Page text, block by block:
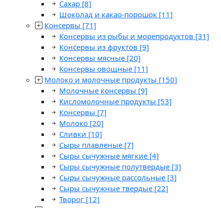
Сахар [8]
Шоколад и какао-порошок [11]
Консервы [71]
Консервы из рыбы и морепродуктов [31]
Консервы из фруктов [9]
Консервы мясные [20]
Консервы овощные [11]
Молоко и молочные продукты [150]
Молочные консервы [9]
Кисломолочные продукты [53]
Консервы [7]
Молоко [20]
Сливки [10]
Сыры плавленые [7]
Сыры сычужные мягкие [4]
Сыры сычужные полутвердые [3]
Сыры сычужные рассольные [3]
Сыры сычужные твердые [22]
Творог [12]